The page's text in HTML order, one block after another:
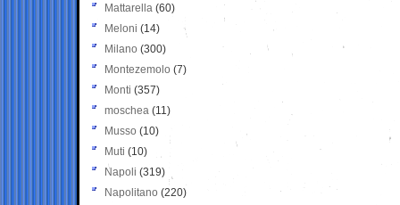
Mattarella (60)
Meloni (14)
Milano (300)
Montezemolo (7)
Monti (357)
moschea (11)
Musso (10)
Muti (10)
Napoli (319)
Napolitano (220)